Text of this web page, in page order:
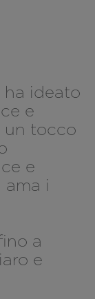
ha ideato
e
un tocco
e
i
a
e